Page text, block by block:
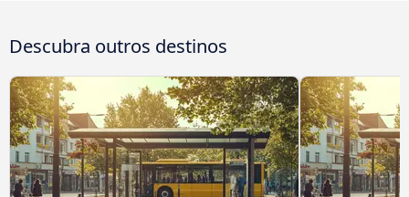
Descubra outros destinos